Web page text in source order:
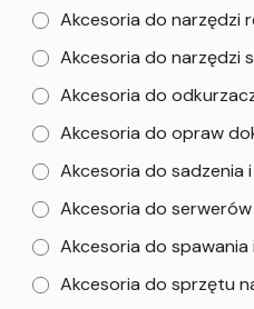
Akcesoria do narzędzi
Akcesoria do narzędzi
Akcesoria do
Akcesoria do opraw
Akcesoria do sadzenia
Akcesoria do serwerów
Akcesoria do spawania
Akcesoria do sprzętu